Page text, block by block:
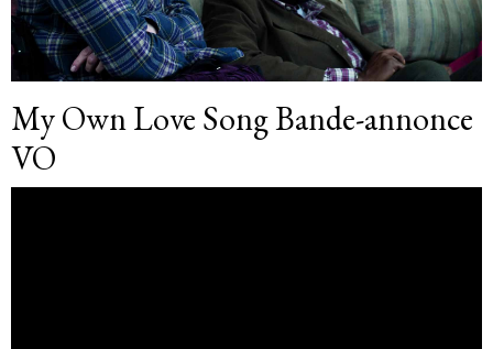
My Own Love Song Bande-annonce
VO